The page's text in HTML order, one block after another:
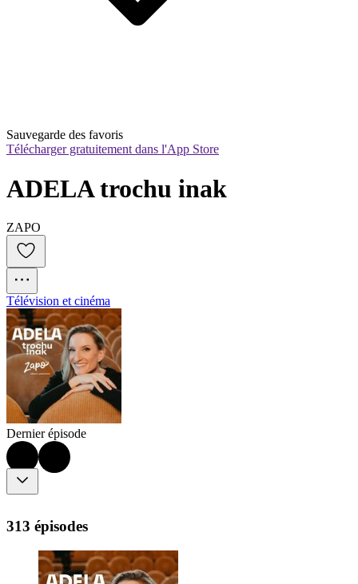
Sauvegarde des favoris
Télécharger gratuitement dans l'App Store
ADELA trochu inak
ZAPO
Télévision et cinéma
Dernier épisode
313 épisodes